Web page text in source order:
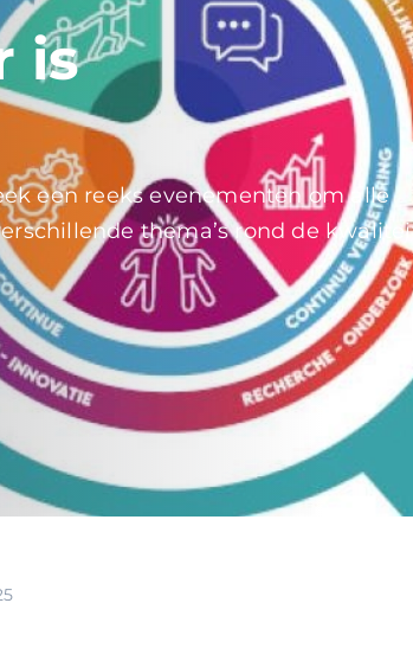
is
een reeks evenementen om alle
thema’s rond de